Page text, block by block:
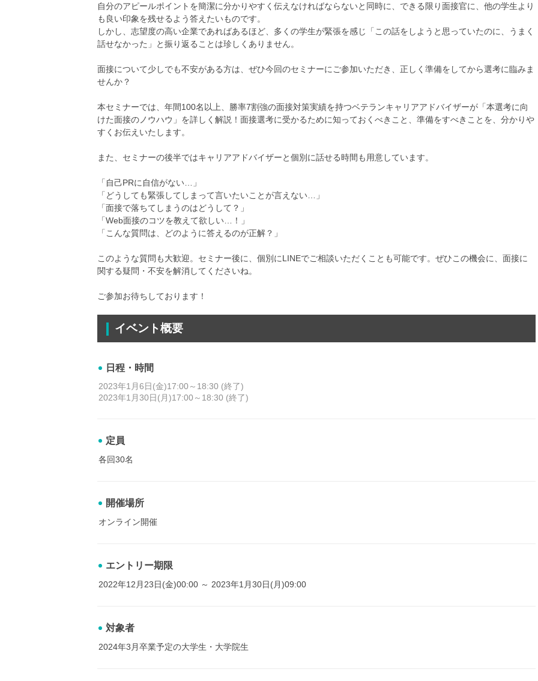
自分のアピールポイントを簡潔に分かりやすく伝えなければならないと同時に、できる限り面接官に、他の学生より
も良い印象を残せるよう答えたいものです。
しかし、志望度の高い企業であればあるほど、多くの学生が緊張を感じ「この話をしようと思っていたのに、うまく
話せなかった」と振り返ることは珍しくありません。
面接について少しでも不安がある方は、ぜひ今回のセミナーにご参加いただき、正しく準備をしてから選考に臨みま
せんか？
本セミナーでは、年間100名以上、勝率7割強の面接対策実績を持つベテランキャリアアドバイザーが「本選考に向
けた面接のノウハウ」を詳しく解説！面接選考に受かるために知っておくべきこと、準備をすべきことを、分かりや
すくお伝えいたします。
また、セミナーの後半ではキャリアアドバイザーと個別に話せる時間も用意しています。
「自己PRに自信がない…」
「どうしても緊張してしまって言いたいことが言えない…」
「面接で落ちてしまうのはどうして？」
「Web面接のコツを教えて欲しい…！」
「こんな質問は、どのように答えるのが正解？」
このような質問も大歓迎。セミナー後に、個別にLINEでご相談いただくことも可能です。ぜひこの機会に、面接に
関する疑問・不安を解消してくださいね。
ご参加お待ちしております！
イベント概要
日程・時間
2023年1月6日(金)17:00～18:30 (終了)
2023年1月30日(月)17:00～18:30 (終了)
定員
各回30名
開催場所
オンライン開催
エントリー期限
2022年12月23日(金)00:00 ～ 2023年1月30日(月)09:00
対象者
2024年3月卒業予定の大学生・大学院生